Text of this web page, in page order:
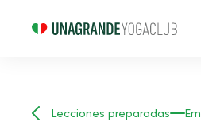
Lecciones preparadas